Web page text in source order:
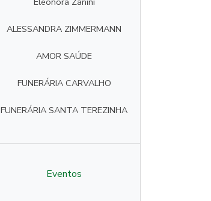
ALESSANDRA ZIMMERMANN
AMOR SAÚDE
FUNERÁRIA CARVALHO
FUNERÁRIA SANTA TEREZINHA
Eventos